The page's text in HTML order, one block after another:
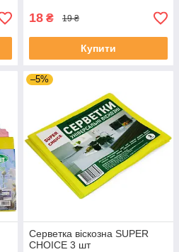
18 ₴ 19 ₴
Купити
–5%
Серветка віскозна SUPER
CHOICE 3 шт